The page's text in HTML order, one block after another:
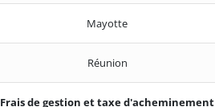
Mayotte
Réunion
Frais de gestion et taxe d'acheminement